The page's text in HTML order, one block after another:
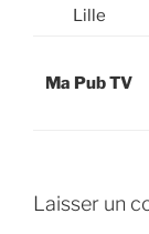
Lille
Ma Pub TV
Laisser un